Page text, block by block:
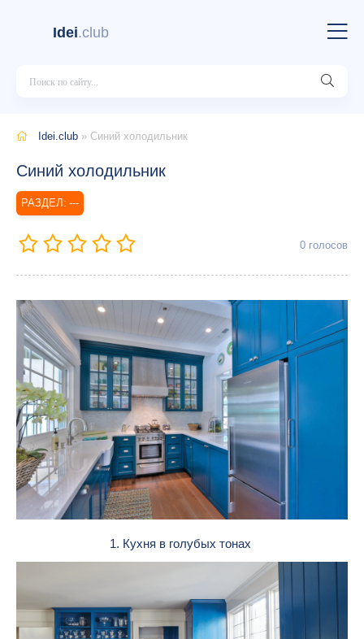
Idei.club
Idei.club » Синий холодильник
Синий холодильник
---
0 голосов
1. Кухня в голубых тонах